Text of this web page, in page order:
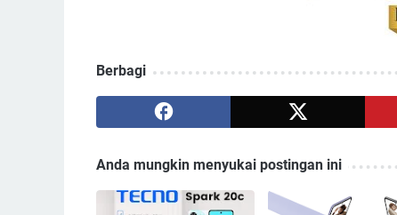
Berbagi
Anda mungkin menyukai postingan ini